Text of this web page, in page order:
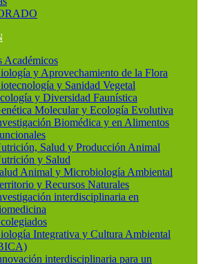
Académicos
y Aprovechamiento de la Flora
y Sanidad Vegetal
y Diversidad Faunística
Molecular y Ecología Evolutiva
Biomédica y en Alimentos
Salud y Producción Animal
y Salud
Animal y Microbiología Ambiental
y Recursos Naturales
interdisciplinaria en
Integrativa y Cultura Ambiental
interdisciplinaria para un